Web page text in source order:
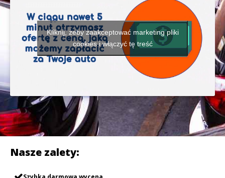
Kliknij, żeby zaakceptować marketing pliki
cookies i włączyć tę treść
Nasze zalety: